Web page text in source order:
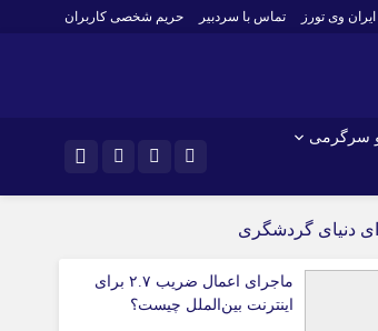
ایران وی تورز تماس با سردبیر حریم شخصی کاربران
سرگرمی
اینستاگرام
صنعت و تجارت و خدمات
اقتصاد گردشگری
دنیای گردشگری
ماجرای اعمال ضریب ۲.۷ برای
اینترنت بین‌الملل چیست؟